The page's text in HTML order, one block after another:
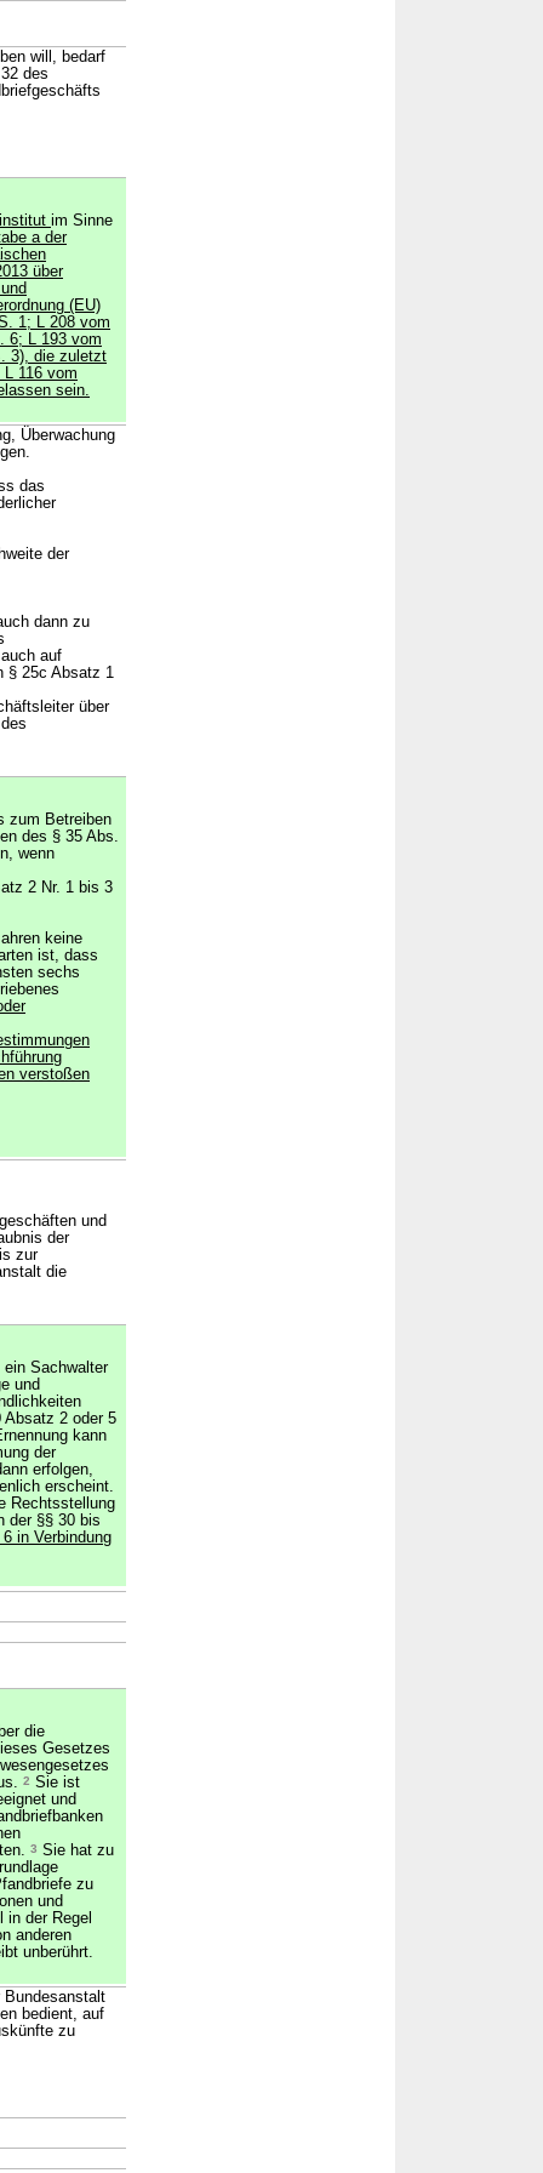
will, bedarf
des
im Sinne
a der
über
(EU)
1; L 208 vom
6; L 193 vom
3), die zuletzt
116 vom
sein.
Überwachung
das
der
dann zu
auf
§ 25c Absatz 1
über
zum Betreiben
des § 35 Abs.
wenn
2 Nr. 1 bis 3
keine
ist, dass
sechs
verstoßen
und
der
zur
die
Sachwalter
und
Absatz 2 oder 5
kann
der
erfolgen,
erscheint.
Rechtsstellung
der §§ 30 bis
in Verbindung
die
Gesetzes
2 Sie ist
und
3 Sie hat zu
zu
und
der Regel
anderen
unberührt.
Bundesanstalt
bedient, auf
zu